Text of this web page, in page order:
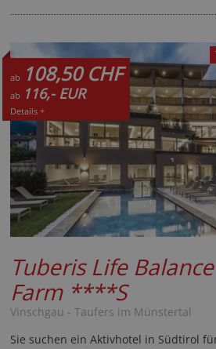
ab 108,50 CHF
ab 116,- EUR
Details +
Tuberis Life
Farm ****S
Vinschgau - Taufers im Münstertal
Sie suchen ein Aktivhotel in Südtirol